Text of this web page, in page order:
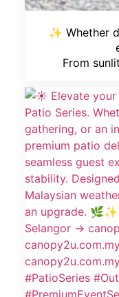
✨ Whether
From